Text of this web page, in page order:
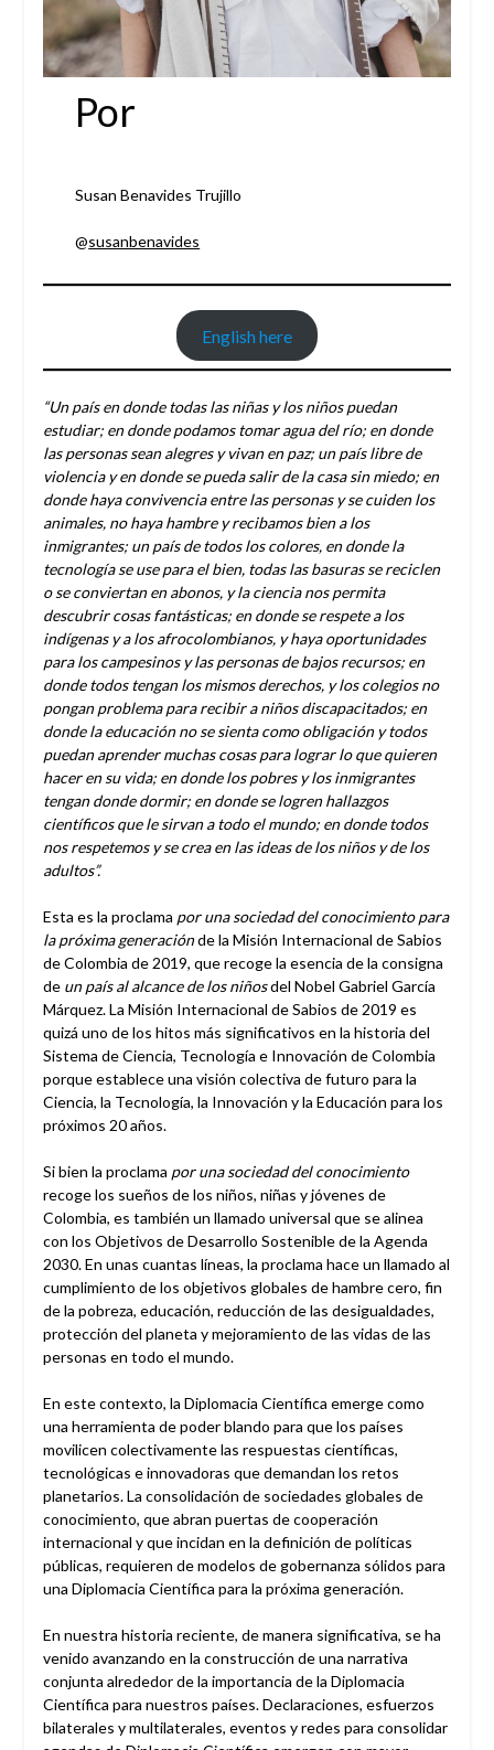
Por
Susan Benavides Trujillo
@susanbenavides
English here
“Un país en donde todas las niñas y los niños puedan
estudiar; en donde podamos tomar agua del río; en donde
las personas sean alegres y vivan en paz; un país libre de
violencia y en donde se pueda salir de la casa sin miedo; en
donde haya convivencia entre las personas y se cuiden los
animales, no haya hambre y recibamos bien a los
inmigrantes; un país de todos los colores, en donde la
tecnología se use para el bien, todas las basuras se reciclen
o se conviertan en abonos, y la ciencia nos permita
descubrir cosas fantásticas; en donde se respete a los
indígenas y a los afrocolombianos, y haya oportunidades
para los campesinos y las personas de bajos recursos; en
donde todos tengan los mismos derechos, y los colegios no
pongan problema para recibir a niños discapacitados; en
donde la educación no se sienta como obligación y todos
puedan aprender muchas cosas para lograr lo que quieren
hacer en su vida; en donde los pobres y los inmigrantes
tengan donde dormir; en donde se logren hallazgos
científicos que le sirvan a todo el mundo; en donde todos
nos respetemos y se crea en las ideas de los niños y de los
adultos”.
Esta es la proclama por una sociedad del conocimiento para
la próxima generaciónde la Misión Internacional de Sabios
de Colombia de 2019, que recoge la esencia de la consigna
de un país al alcance de los niñosdel Nobel Gabriel García
Márquez. La Misión Internacional de Sabios de 2019 es
quizá uno de los hitos más significativos en la historia del
Sistema de Ciencia, Tecnología e Innovación de Colombia
porque establece una visión colectiva de futuro para la
Ciencia, la Tecnología, la Innovación y la Educación para los
próximos 20 años.
Si bien la proclama por una sociedad del conocimiento
recoge los sueños de los niños, niñas y jóvenes de
Colombia, es también un llamado universal que se alinea
con los Objetivos de Desarrollo Sostenible de la Agenda
2030. En unas cuantas líneas, la proclama hace un llamado al
cumplimiento de los objetivos globales de hambre cero, fin
de la pobreza, educación, reducción de las desigualdades,
protección del planeta y mejoramiento de las vidas de las
personas en todo el mundo.
En este contexto, la Diplomacia Científica emerge como
una herramienta de poder blando para que los países
movilicen colectivamente las respuestas científicas,
tecnológicas e innovadoras que demandan los retos
planetarios. La consolidación de sociedades globales de
conocimiento, que abran puertas de cooperación
internacional y que incidan en la definición de políticas
públicas, requieren de modelos de gobernanza sólidos para
una Diplomacia Científica para la próxima generación.
En nuestra historia reciente, de manera significativa, se ha
venido avanzando en la construcción de una narrativa
conjunta alrededor de la importancia de la Diplomacia
Científica para nuestros países. Declaraciones, esfuerzos
bilaterales y multilaterales, eventos y redes para consolidar